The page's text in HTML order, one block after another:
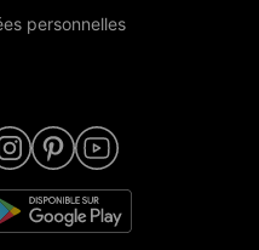
personnelles